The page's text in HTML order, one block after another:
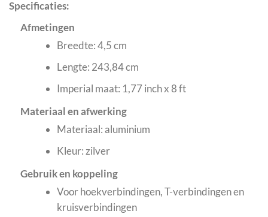
Specificaties:
Afmetingen
Breedte: 4,5 cm
Lengte: 243,84 cm
Imperial maat: 1,77 inch x 8 ft
Materiaal en afwerking
Materiaal: aluminium
Kleur: zilver
Gebruik en koppeling
Voor hoekverbindingen, T-verbindingen en
kruisverbindingen